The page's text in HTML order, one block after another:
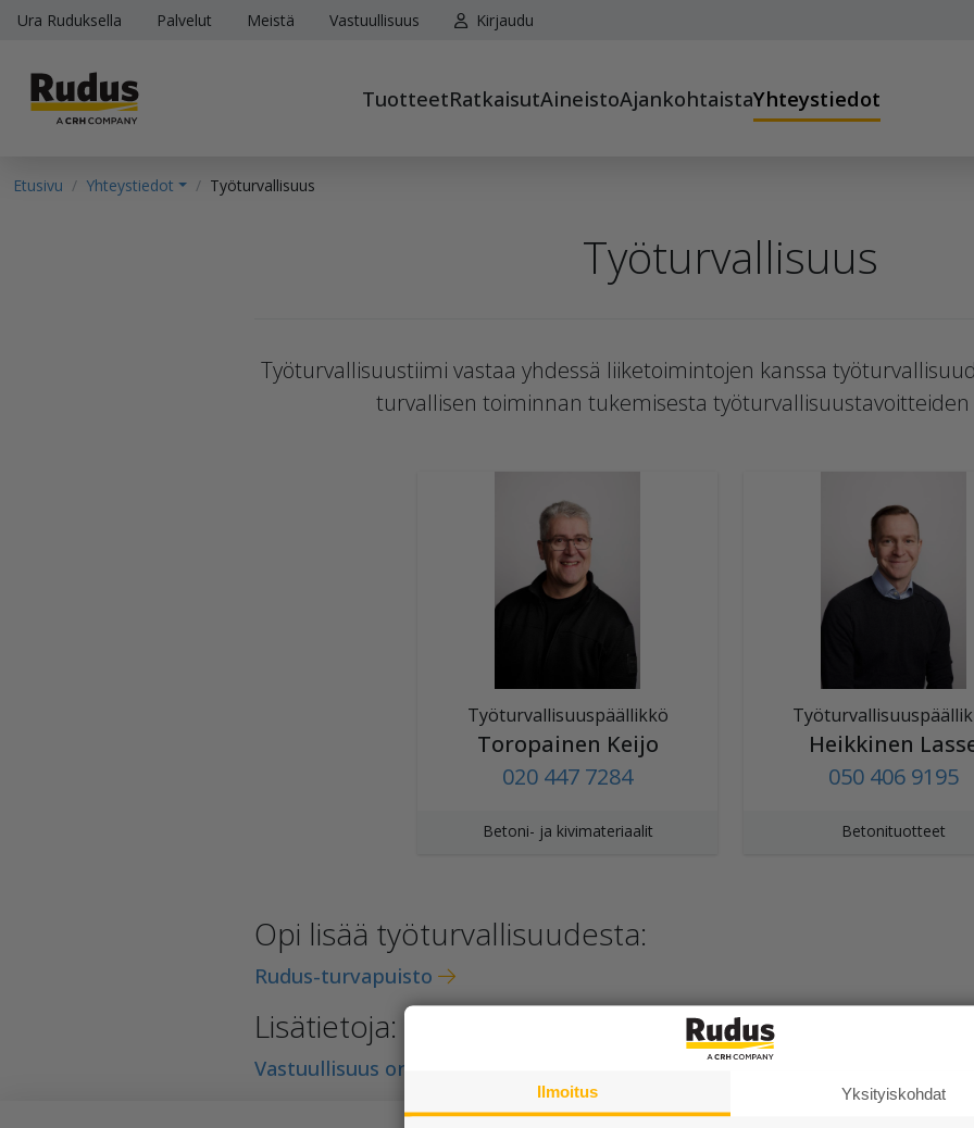
Ura Ruduksella Palvelut Meistä Vastuullisuus Kirjaudu
TuotteetRatkaisutAineistoAjankohtaistaYhteystiedot
Etusivu Yhteystiedot Työturvallisuus
Työturvallisuus
Työturvallisuustiimi vastaa yhdessä liiketoimintojen kanssa
turvallisen toiminnan tukemisesta työturvallisuustavoitteiden
Työturvallisuuspäällikkö
Toropainen Keijo
020 447 7284
Betoni- ja kivimateriaalit
Heikkinen
050 406 9195
Betonituotteet
Opi lisää työturvallisuudesta:
Rudus-turvapuisto
Lisätietoja:
Vastuullisuus on tekoja
Ilmoitus Yksityiskohdat